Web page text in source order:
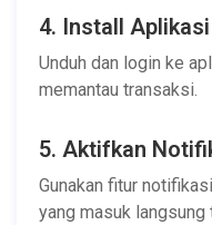
4. Install
Unduh dan login ke
memantau transaksi.
5. Aktifkan
Gunakan fitur
yang masuk langsung